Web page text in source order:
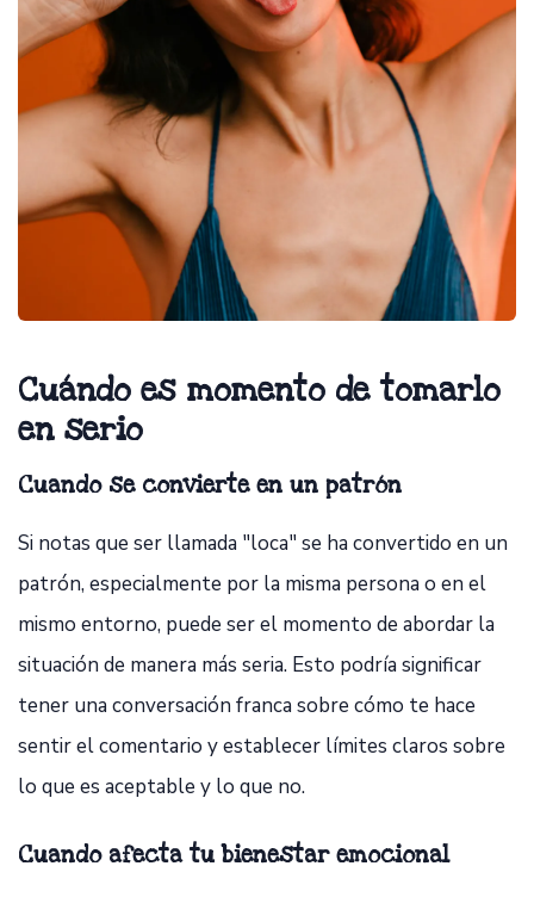
Cuándo es momento de tomarlo
en serio
Cuando se convierte en un patrón
Si notas que ser llamada "loca" se ha convertido en un
patrón, especialmente por la misma persona o en el
mismo entorno, puede ser el momento de abordar la
situación de manera más seria. Esto podría significar
tener una conversación franca sobre cómo te hace
sentir el comentario y establecer límites claros sobre
lo que es aceptable y lo que no.
Cuando afecta tu bienestar emocional